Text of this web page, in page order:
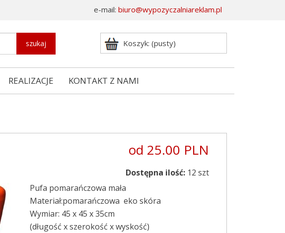
e-mail: biuro@wypozyczalniareklam.pl
szukaj Koszyk: (pusty)
REALIZACJE KONTAKT Z NAMI
od 25.00 PLN
Dostępna ilość: 12 szt
Pufa pomarańczowa mała
Materiał:pomarańczowa eko skóra
Wymiar: 45 x 45 x 35cm
(długość x szerokość x wyskość)